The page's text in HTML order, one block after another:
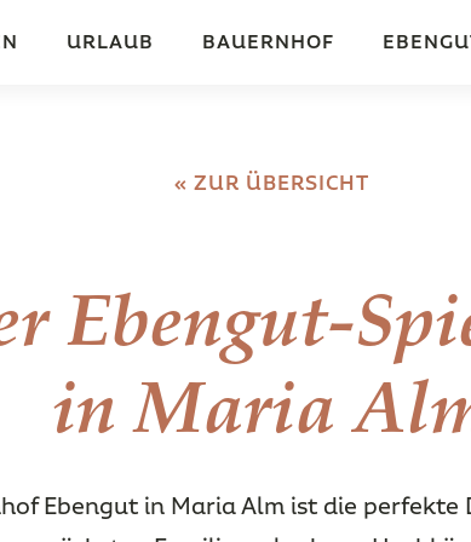
URLAUB BAUERNHOF
« ZUR ÜBERSICHT
Ebengut-
in Maria
Ebengut in Maria Alm ist die